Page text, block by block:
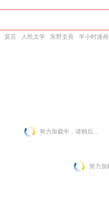
莫言 人民文学 东野圭吾 半小时漫画
努力加载中，请稍后...
努力加